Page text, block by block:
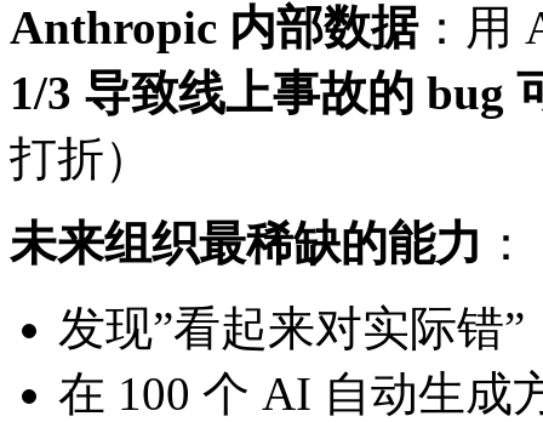
Anthropic 内部数据：用
1/3 导致线上事故的 bug
打折）
未来组织最稀缺的能力 ：
发现”看起来对实际错”
在 100 个 AI 自动生成